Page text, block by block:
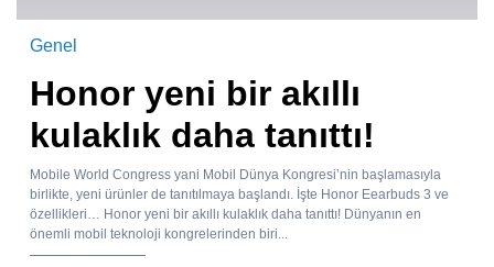
Genel
Honor yeni bir akıllı
kulaklık daha tanıttı!
Mobile World Congress yani Mobil Dünya Kongresi’nin başlamasıyla
birlikte, yeni ürünler de tanıtılmaya başlandı. İşte Honor Eearbuds 3 ve
özellikleri… Honor yeni bir akıllı kulaklık daha tanıttı! Dünyanın en
önemli mobil teknoloji kongrelerinden biri...